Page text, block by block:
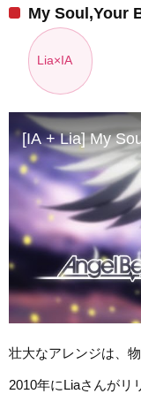
My Soul,Your
Lia×IA
[IA + Lia] My
壮大なアレンジは、
2010年にLiaさんがリ